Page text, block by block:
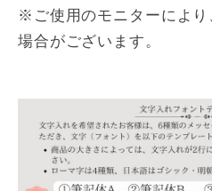
※ご使用のモニターにより
場合がございます。